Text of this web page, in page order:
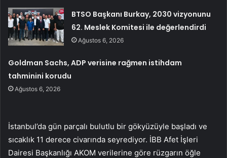
BTSO Başkanı Burkay, 2030 vizyonunu
62. Meslek Komitesi ile değerlendirdi
Ağustos 6, 2026
Goldman Sachs, ADP verisine rağmen istihdam
tahminini korudu
Ağustos 6, 2026
İstanbul’da gün parçalı bulutlu bir gökyüzüyle başladı ve
sıcaklık 11 derece civarında seyrediyor. İBB Afet İşleri
Dairesi Başkanlığı AKOM verilerine göre rüzgarın öğle